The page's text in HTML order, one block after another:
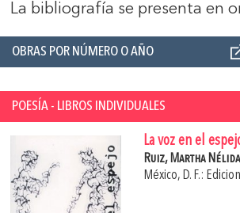
La bibliografía se presenta en
OBRAS POR NÚMERO O AÑO
POESÍA - LIBROS INDIVIDUALES
La voz en el
Ruiz, Martha
México, D. F.: